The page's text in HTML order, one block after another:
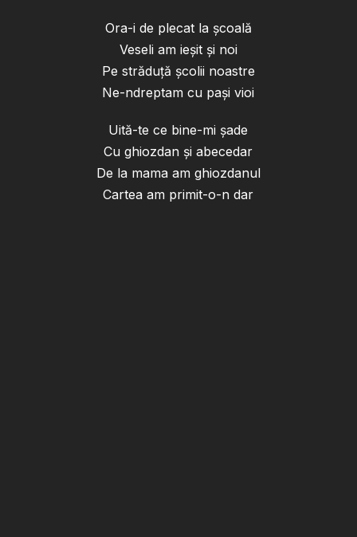
Ora-i de plecat la școală
Veseli am ieșit și noi
Pe străduță școlii noastre
Ne-ndreptam cu pași vioi
Uită-te ce bine-mi șade
Cu ghiozdan și abecedar
De la mama am ghiozdanul
Cartea am primit-o-n dar